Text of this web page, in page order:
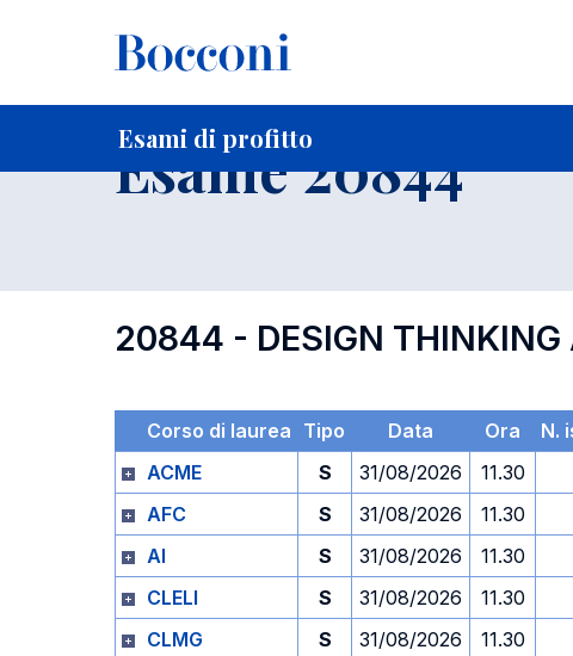
Esami di profitto
Home Per studenti iscritti
Esame 20844
20844 - DESIGN THINKING
Corso di laurea Tipo Data Ora N.
ACME
S 31/08/2026 11.30
AFC
S 31/08/2026 11.30
AI
S 31/08/2026 11.30
CLELI
S 31/08/2026 11.30
CLMG
S 31/08/2026 11.30